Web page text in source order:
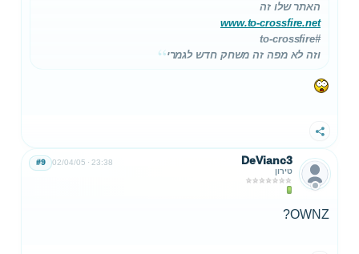
האתר שלו זה
www.to-crossfire.net
#to-crossfire
וזה לא מפה זה משחק חדש לגמרי
שתף
DeVianc3
טירון
02/04/05 23:38
#9
OWNZ?